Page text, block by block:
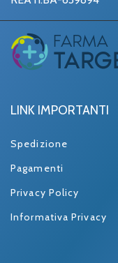
LINK IMPORTANTI
Spedizione
Pagamenti
Privacy Policy
Informativa Privacy